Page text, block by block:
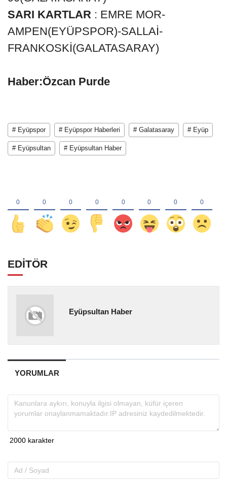
SARI KARTLAR : EMRE MOR-
AMPEN(EYÜPSPOR)-SALLAİ-
FRANKOSKİ(GALATASARAY)
Haber:Özcan Purde
# Eyüpspor # Eyüpspor Haberleri # Galatasaray # Eyüp
# Eyüpsultan # Eyüpsultan Haber
EDİTÖR
Eyüpsultan Haber
YORUMLAR